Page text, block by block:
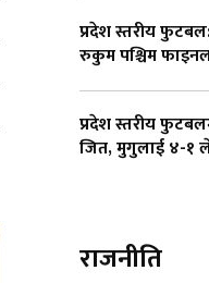
प्रदेश स्तरीय
रुकुम पश्चिम
प्रदेश स्तरीय
जित, मुगुलाई ४-१
राजनीति